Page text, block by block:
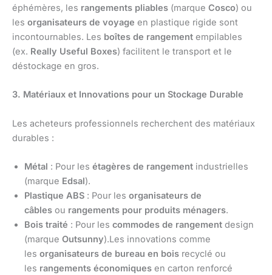
éphémères, les rangements pliables (marque Cosco) ou
les organisateurs de voyage en plastique rigide sont
incontournables. Les boîtes de rangement empilables
(ex. Really Useful Boxes) facilitent le transport et le
déstockage en gros.
3. Matériaux et Innovations pour un Stockage Durable
Les acheteurs professionnels recherchent des matériaux
durables :
Métal : Pour les étagères de rangement industrielles
(marque Edsal).
Plastique ABS : Pour les organisateurs de
câbles ou rangements pour produits ménagers.
Bois traité : Pour les commodes de rangement design
(marque Outsunny).Les innovations comme
les organisateurs de bureau en bois recyclé ou
les rangements économiques en carton renforcé